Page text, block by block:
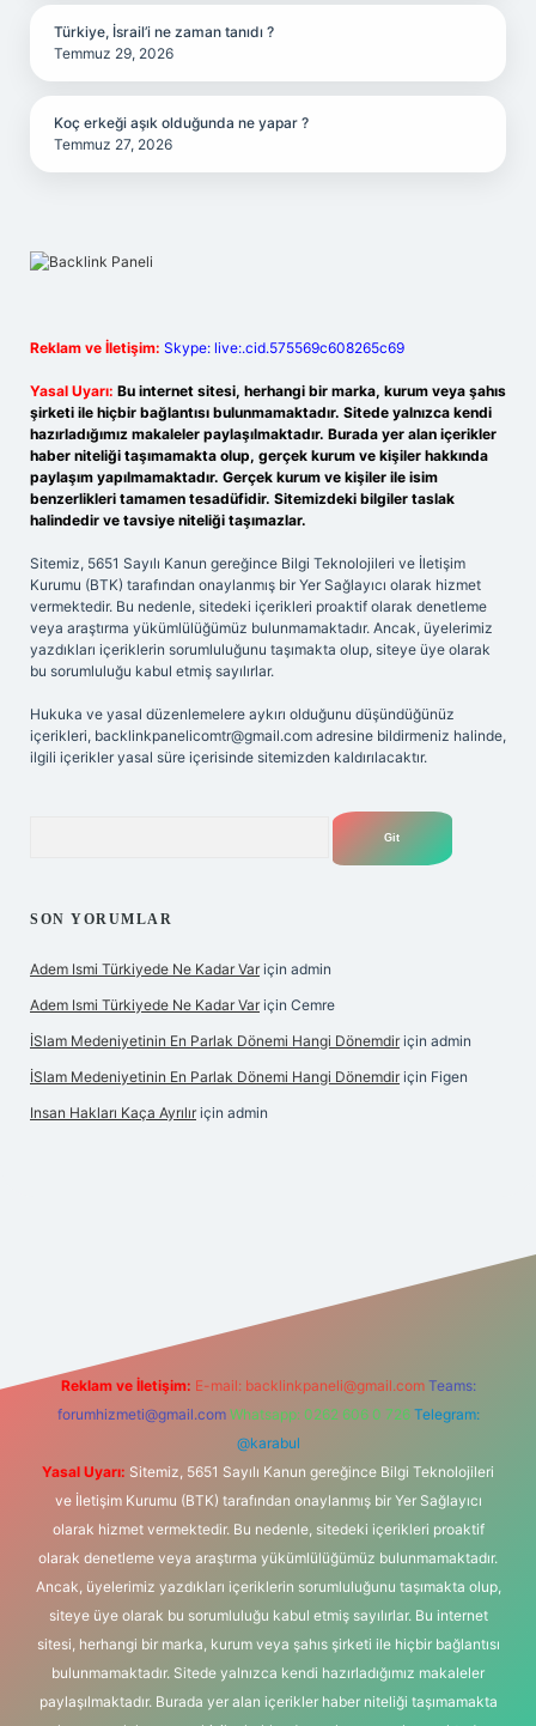
Türkiye, İsrail’i ne zaman tanıdı ?
Temmuz 29, 2026
Koç erkeği aşık olduğunda ne yapar ?
Temmuz 27, 2026
Reklam ve İletişim: Skype: live:.cid.575569c608265c69
Yasal Uyarı: Bu internet sitesi, herhangi bir marka, kurum veya şahıs
şirketi ile hiçbir bağlantısı bulunmamaktadır. Sitede yalnızca kendi
hazırladığımız makaleler paylaşılmaktadır. Burada yer alan içerikler
haber niteliği taşımamakta olup, gerçek kurum ve kişiler hakkında
paylaşım yapılmamaktadır. Gerçek kurum ve kişiler ile isim
benzerlikleri tamamen tesadüfidir. Sitemizdeki bilgiler taslak
halindedir ve tavsiye niteliği taşımazlar.
Sitemiz, 5651 Sayılı Kanun gereğince Bilgi Teknolojileri ve İletişim
Kurumu (BTK) tarafından onaylanmış bir Yer Sağlayıcı olarak hizmet
vermektedir. Bu nedenle, sitedeki içerikleri proaktif olarak denetleme
veya araştırma yükümlülüğümüz bulunmamaktadır. Ancak, üyelerimiz
yazdıkları içeriklerin sorumluluğunu taşımakta olup, siteye üye olarak
bu sorumluluğu kabul etmiş sayılırlar.
Hukuka ve yasal düzenlemelere aykırı olduğunu düşündüğünüz
içerikleri, backlinkpanelicomtr@gmail.com adresine bildirmeniz halinde,
ilgili içerikler yasal süre içerisinde sitemizden kaldırılacaktır.
SON YORUMLAR
Adem Ismi Türkiyede Ne Kadar Var için admin
Adem Ismi Türkiyede Ne Kadar Var için Cemre
İSlam Medeniyetinin En Parlak Dönemi Hangi Dönemdir için admin
İSlam Medeniyetinin En Parlak Dönemi Hangi Dönemdir için Figen
Insan Hakları Kaça Ayrılır için admin
Reklam ve İletişim: E-mail: backlinkpaneli@gmail.com Teams:
forumhizmeti@gmail.com Whatsapp: 0262 606 0 726 Telegram:
@karabul
Yasal Uyarı: Sitemiz, 5651 Sayılı Kanun gereğince Bilgi Teknolojileri
ve İletişim Kurumu (BTK) tarafından onaylanmış bir Yer Sağlayıcı
olarak hizmet vermektedir. Bu nedenle, sitedeki içerikleri proaktif
olarak denetleme veya araştırma yükümlülüğümüz bulunmamaktadır.
Ancak, üyelerimiz yazdıkları içeriklerin sorumluluğunu taşımakta olup,
siteye üye olarak bu sorumluluğu kabul etmiş sayılırlar. Bu internet
sitesi, herhangi bir marka, kurum veya şahıs şirketi ile hiçbir bağlantısı
bulunmamaktadır. Sitede yalnızca kendi hazırladığımız makaleler
paylaşılmaktadır. Burada yer alan içerikler haber niteliği taşımamakta